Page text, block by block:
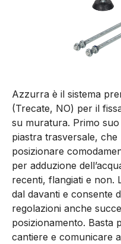
Azzurra è il sistema
(Trecate, NO) per il
su muratura. Primo
piastra trasversale, che
posizionare
per adduzione
recenti, flangiati e non.
dal davanti e consente
regolazioni anche
posizionamento. Basta
cantiere e comunicare